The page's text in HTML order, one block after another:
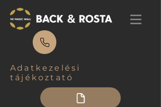
Adatkezelési
tájékoztató